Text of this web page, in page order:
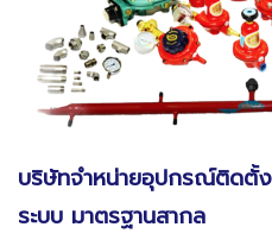
บริษัทจำหน่ายอุปกรณ์ติดตั้
ระบบ มาตรฐานสากล